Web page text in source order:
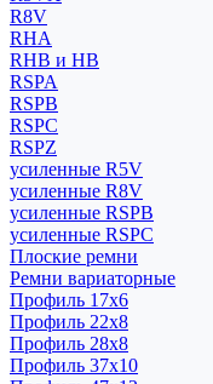
R8V
RHA
RHB и HB
RSPA
RSPB
RSPC
RSPZ
усиленные R5V
усиленные R8V
усиленные RSPB
усиленные RSPC
Плоские ремни
Ремни вариаторные
Профиль 17x6
Профиль 22x8
Профиль 28x8
Профиль 37x10